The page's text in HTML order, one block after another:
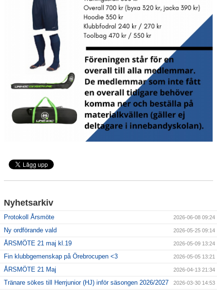
Nyhetsarkiv
Protokoll Årsmöte 2026-06-08 09:24
Ny ordförande vald 2026-05-25 09:14
ÅRSMÖTE 21 maj kl.19 2026-05-09 13:24
Fin klubbgemenskap på Örebrocupen <3 2026-05-05 13:21
ÅRSMÖTE 21 Maj 2026-04-13 21:34
Tränare sökes till Herrjunior (HJ) inför säsongen 2026/2027 2026-03-30 14:53